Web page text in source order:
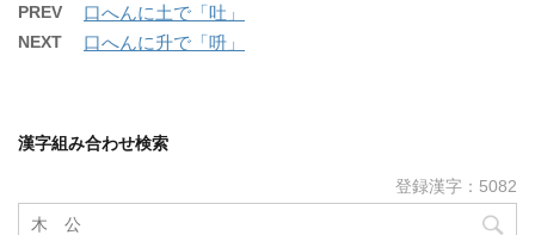
PREV 口へんに土で「吐」
NEXT 口へんに升で「呏」
漢字組み合わせ検索
登録漢字：5082